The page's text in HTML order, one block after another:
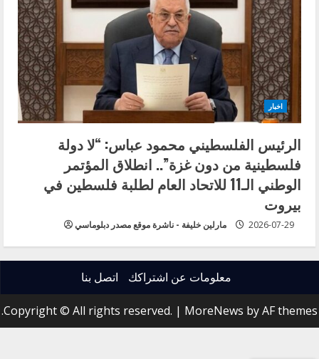
اخبار
الرئيس الفلسطيني محمود عباس: “لا دولة
فلسطينية من دون غزة”.. انطلاق المؤتمر
الوطني الـ11 للاتحاد العام لطلبة فلسطين في
بيروت
مارلين خليفة - ناشرة موقع مصدر دبلوماسي 2026-07-29
معلومات عن اشتراكك اتصل بنا
Copyright © All rights reserved. |MoreNews by AF